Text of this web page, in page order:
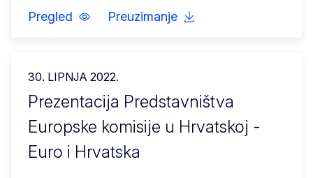
Pregled Preuzimanje
30. LIPNJA 2022.
Prezentacija Predstavništva
Europske komisije u Hrvatskoj -
Euro i Hrvatska